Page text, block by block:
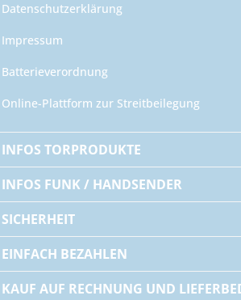
Datenschutzerklärung
Impressum
Batterieverordnung
Online-Plattform zur Streitbeilegung
INFOS TORPRODUKTE
INFOS FUNK / HANDSENDER
SICHERHEIT
EINFACH BEZAHLEN
KAUF AUF RECHNUNG UND